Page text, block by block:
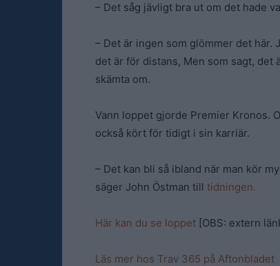
– Det såg jävligt bra ut om det hade
– Det är ingen som glömmer det här.
det är för distans, Men som sagt,
skämta om.
Vann loppet gjorde Premier Kronos.
också kört för tidigt i sin karriär.
– Det kan bli så ibland när man kör
säger John Östman till tidningen.
Här kan du se loppet [OBS: extern
Läs mer hos Trav 365 på Aftonbladet